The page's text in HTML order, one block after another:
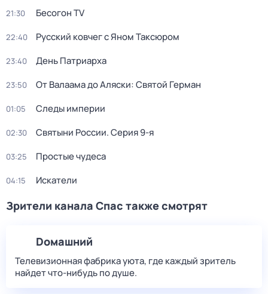
21:30 Бесогон TV
22:40 Русский ковчег с Яном Таксюром
23:40 День Патриарха
23:50 От Валаама до Аляски: Святой Герман
01:05 Следы империи
02:30 Святыни России. Серия 9-я
03:25 Простые чудеса
04:15 Искатели
Зрители канала Спас также смотрят
Dомашний
Телевизионная фабрика уюта, где каждый зритель
найдет что‑нибудь по душе.